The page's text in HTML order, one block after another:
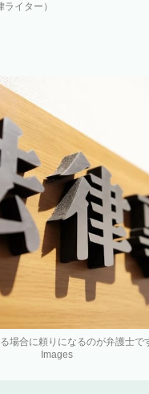
イター）
場合に頼りになるのが弁護士
Images